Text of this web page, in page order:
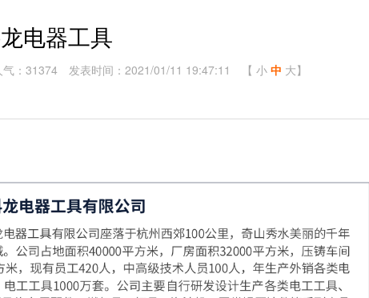
电器工具
气：31374 发表时间：2021/01/11 19:47:11 【 小 中 大】